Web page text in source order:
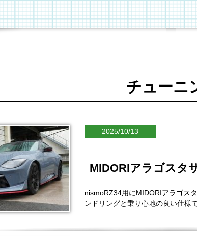
チューニ
2025/10/13
MIDORIアラゴスタ
nismoRZ34用にMIDORIアラゴス
ンドリングと乗り心地の良い仕様